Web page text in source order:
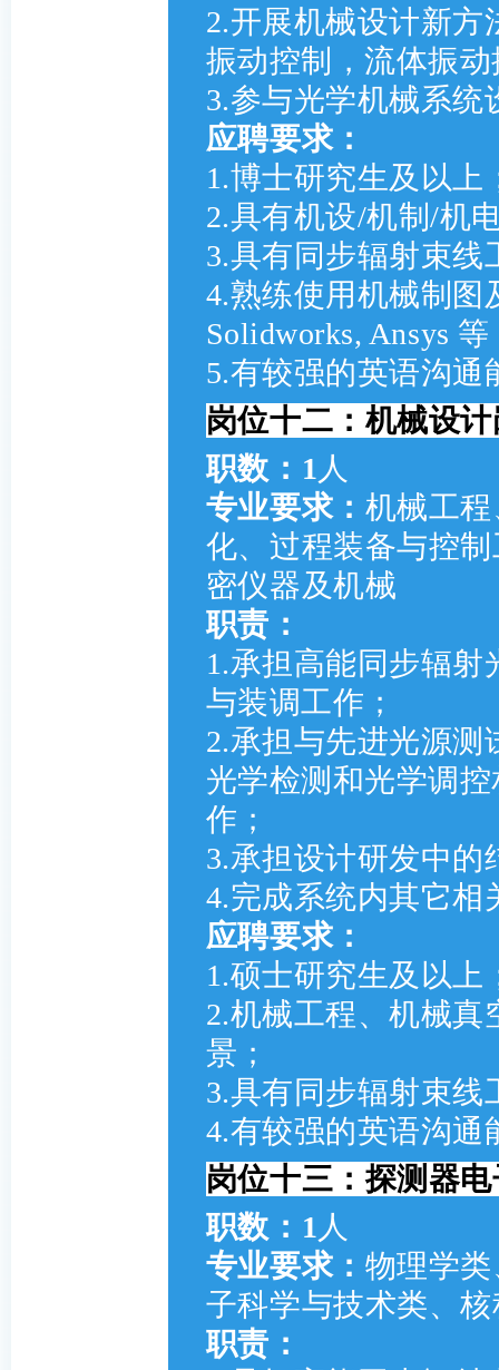
2.开展机械设计新
振动控制，流体振
3.参与光学机械系
应聘要求：
1.博士研究生及以上
2.具有机设/机制/机
3.具有同步辐射束线
4.熟练使用机械制图
Solidworks, Ansys 等
5.有较强的英语沟通
岗位十二：机械设计
职数：1 人
专业要求： 机械工
化、过程装备与控
密仪器及机械
职责：
1.承担高能同步辐
与装调工作；
2.承担与先进光源
光学检测和光学调
作；
3.承担设计研发中
4.完成系统内其它相
应聘要求：
1.硕士研究生及以上
2.机械工程、机械
景；
3.具有同步辐射束线
4.有较强的英语沟通
岗位十三：探测器
职数：1 人
专业要求： 物理学
子科学与技术类、
职责：